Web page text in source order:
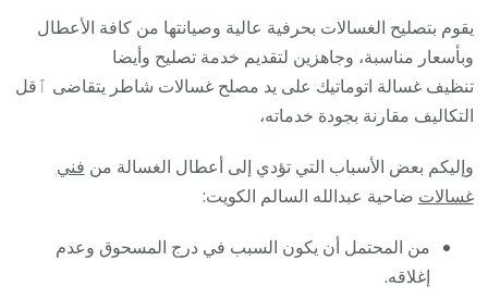
يقوم بتصليح الغسالات بحرفية عالية وصيانتها من كافة الأعطال
وبأسعار مناسبة، وجاهزين لتقديم خدمة تصليح وأيضا
تنظيف غسالة اتوماتيك على يد مصلح غسالات شاطر يتقاضى ٱقل
التكاليف مقارنة بجودة خدماته،
وإليكم بعض الأسباب التي تؤدي إلى أعطال الغسالة من فني
غسالات ضاحية عبدالله السالم الكويت:
من المحتمل أن يكون السبب في درج المسحوق وعدم
إغلاقه.